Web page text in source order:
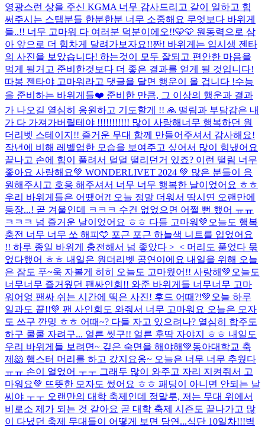
영광스런 상을 주신 KGMA 너무 감사드리고 같이 일하고 힘
써주시는 스탭분들 한분한분 너무 소중해요 무엇보다 바위게
들..!! 너무 고마워 다 여러분 덕분이에오!!🩵🩵 원동력으로 삼
아 앞으로 더 힘차게 달려가보자요!!짠! 바위게는 입시생 젠타
의 사진을 보았습니다! 하는것이 모두 잘되고 편안한 마음을
먹게 될거고 준비한것보다 더 좋은 결과를 얻게 될 것입니다!
따봉 젠타야 고마워라고 댓글을 달면 행운이 올 겁니다 !수능
을 준비하는 바위게들❤️ 준비한 만큼, 그 이상의 행운과 결과
가 나오길 열심히 응원하고 기도할게 !! 🙏 떨림과 부담감은 내
가 다 가져가버릴테야 !!!!!!!!!!! 많이 사랑해 너무 행복하던 원
더리벳 스테이지!! 즐거운 무대 함께 만들어주셔서 감사해요!
작년에 비해 레벨업한 모습을 보여주고 싶어서 많이 힘냈어요
끝나고 손에 힘이 풀려서 덜덜 떨리던거 있죠? 이런 떨림 너무
좋아요 사랑해요💚 WONDERLIVET 2024 💚 많은 분들이 응
원해주시고 호응 해주셔서 너무 너무 행복한 날이었어요 ㅎㅎ
우리 바위게들은 어땠어?! 오늘 정말 더워서 땀시연 오랜만에
등장...! 곧 겨울인데 ㅋㅋㅋ 수건 없었으면 어쩔 뻔 했어 ㅠㅠ
ㅋㅋㅋ 넘 즐거운 날이었어요 ㅎㅎ 다들 고마워💚 오늘도 행복
충전 너무 너무 쏘 해피🩵 포근 포근 하늘색 니트를 입었어요
!! 하루 종일 바위게 충전해서 넘 좋았다 >_< 머리도 풀었다 묶
었다했어 ㅎㅎ 내일은 원더리벳 공연이에요 내일을 위해 오늘
은 잠도 푸~욱 자볼게 히히 오늘도 고마웠어!! 사랑해💚 오늘도
너무너무 즐거웠던 팬싸인회!! 와준 바위게들 너무너무 고마
워어엉 팬싸 쉬는 시간에 띡은 사진! 후드 어때?!💚오늘 하루
일과도 끝!!💚 팬 사인회도 와줘서 너무 고마워요 오늘은 모자
도 쓰구 깐밍 ㅎㅎ 어때~? 다들 자고 있으려나? 열심히 합주도
하구 쿨쿨 자려구... 얼른 씻구!! 얼른 후딱 자야지 ㅎㅎ 내일도
우리 바위게들 보려면~ 깊은 숙면을 해야해💚동아대학교 축
제🐹 햄스터 머리를 하고 갔지요옹~ 오늘은 너무 너무 추웠다
ㅠㅠ 손이 얼었어 ㅜㅜ 그래두 많이 와주고 자리 지켜줘서 고
마워요💚 뜨뜻한 모자도 썼어요 ㅎㅎ 패딩이 아니면 안되는 날
씨야 ㅜㅜ 오랜만의 대학 축제인데 정말루, 저는 무대 위에서
비로소 제가 되는 것 같아요 곧 대학 축제 시즌도 끝나가고 많
이 다녔던 축제 무대들이 어떻게 보면 당연...식단 10일차!!!벽